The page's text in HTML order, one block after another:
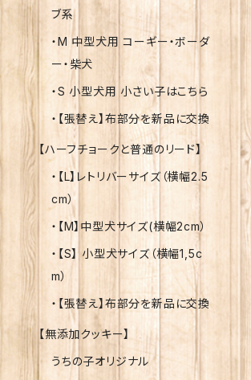
ブ系
・M 中型犬用 コーギー・ボーダ
ー・柴犬
・S 小型犬用 小さい子はこちら
・【張替え】布部分を新品に交換
【ハーフチョークと普通のリード】
・【L】レトリバーサイズ（横幅2.5
cm）
・【M】中型犬サイズ(横幅2cm）
・【S】 小型犬サイズ（横幅1,5c
m）
・【張替え】布部分を新品に交換
【無添加クッキー】
うちの子オリジナル